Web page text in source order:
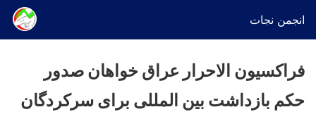
انجمن نجات
فراکسیون الاحرار عراق خواهان صدور
حکم بازداشت بین المللی برای سرکردگان